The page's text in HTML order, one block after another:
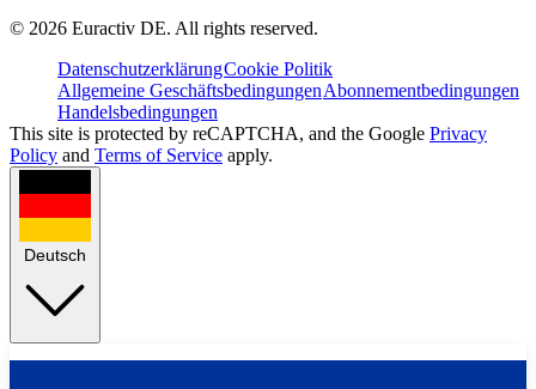
© 2026 Euractiv DE. All rights reserved.
DatenschutzerklärungCookie Politik
Allgemeine GeschäftsbedingungenAbonnementbedingungen
Handelsbedingungen
This site is protected by reCAPTCHA, and the Google Privacy
Policy and Terms of Service apply.
Deutsch